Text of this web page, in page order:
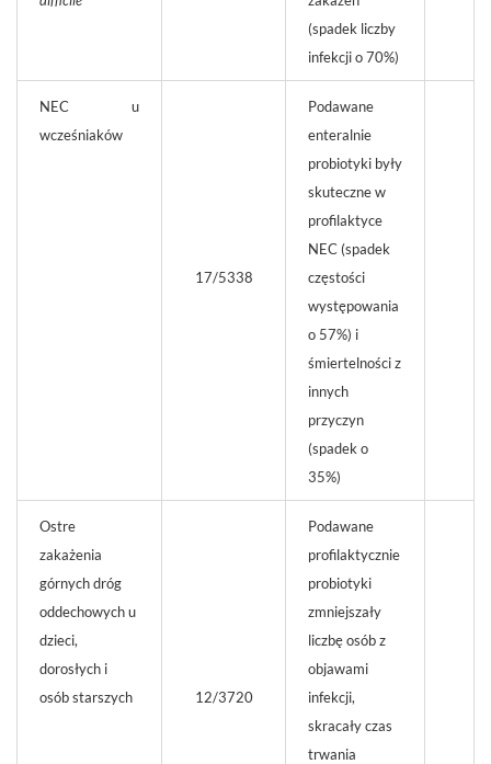
(spadek liczby
infekcji o 70%)
NEC u
wcześniaków
17/5338
Podawane
enteralnie
probiotyki były
skuteczne w
profilaktyce
NEC (spadek
częstości
występowania
o 57%) i
śmiertelności z
innych
przyczyn
(spadek o
35%)
Ostre
zakażenia
górnych dróg
oddechowych u
dzieci,
dorosłych i
osób starszych
12/3720
Podawane
profilaktycznie
probiotyki
zmniejszały
liczbę osób z
objawami
infekcji,
skracały czas
trwania